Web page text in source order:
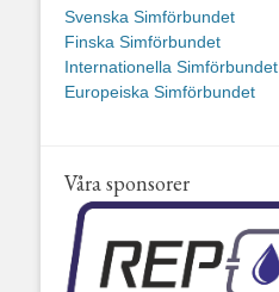
Svenska Simförbundet
Finska Simförbundet
Internationella Simförbundet
Europeiska Simförbundet
Våra sponsorer